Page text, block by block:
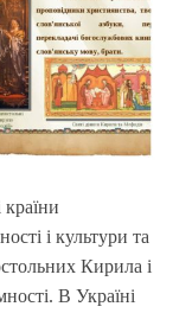
і культури та
Кирила і
В Україні